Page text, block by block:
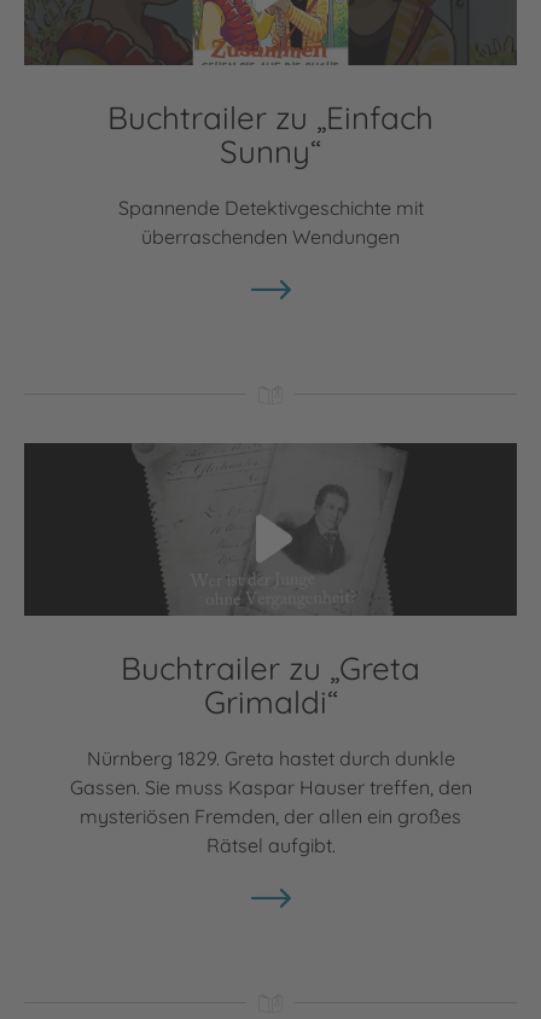
Buchtrailer zu „Einfach
Sunny“
Spannende Detektivgeschichte mit
überraschenden Wendungen
Video abspielen
Buchtrailer zu „Greta
Grimaldi“
Nürnberg 1829. Greta hastet durch dunkle
Gassen. Sie muss Kaspar Hauser treffen, den
mysteriösen Fremden, der allen ein großes
Rätsel aufgibt.